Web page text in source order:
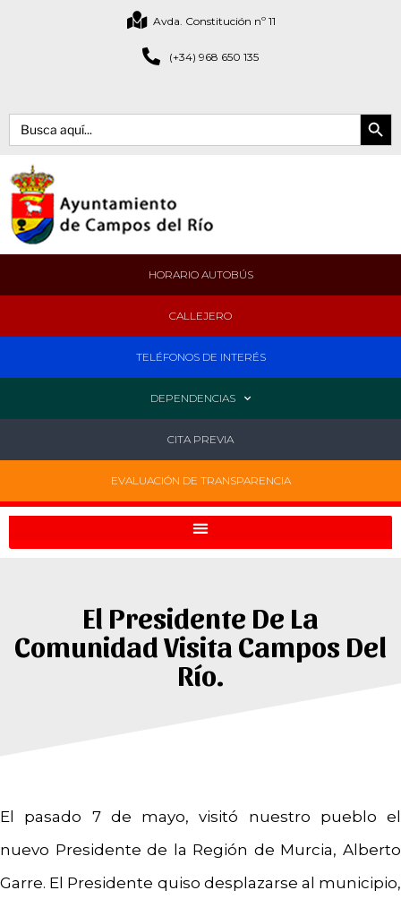
Avda. Constitución nº 11
(+34) 968 650 135
Buscar: Botón de
HORARIO AUTOBÚS
CALLEJERO
TELÉFONOS DE INTERÉS
DEPENDENCIAS
CITA PREVIA
EVALUACIÓN DE TRANSPARENCIA
El Presidente De La
Comunidad Visita Campos Del
Río.
El pasado 7 de mayo, visitó nuestro pueblo el
nuevo Presidente de la Región de Murcia, Alberto
Garre. El Presidente quiso desplazarse al municipio,